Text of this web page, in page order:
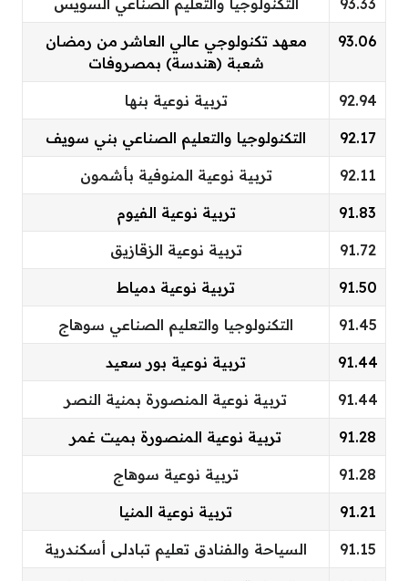
التكنولوجيا والتعليم الصناعي السويس 93.33
معهد تكنولوجي عالي العاشر من رمضان
شعبة (هندسة) بمصروفات
93.06
تربية نوعية بنها 92.94
التكنولوجيا والتعليم الصناعي بني سويف 92.17
تربية نوعية المنوفية بأشمون 92.11
تربية نوعية الفيوم 91.83
تربية نوعية الزقازيق 91.72
تربية نوعية دمياط 91.50
التكنولوجيا والتعليم الصناعي سوهاج 91.45
تربية نوعية بور سعيد 91.44
تربية نوعية المنصورة بمنية النصر 91.44
تربية نوعية المنصورة بميت غمر 91.28
تربية نوعية سوهاج 91.28
تربية نوعية المنيا 91.21
السياحة والفنادق تعليم تبادلى أسكندرية 91.15